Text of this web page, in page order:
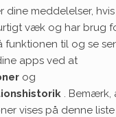
dine meddelelser,
væk og har brug
funktionen til og se
apps ved at
og
. Bemærk,
vises på denne